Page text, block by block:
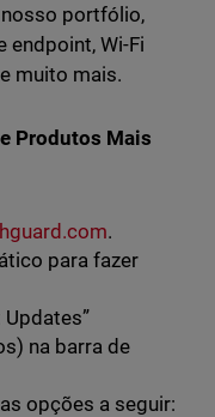
portfólio,
endpoint, Wi-Fi
muito mais.
Produtos Mais
.
para fazer
na barra de
opções a seguir: